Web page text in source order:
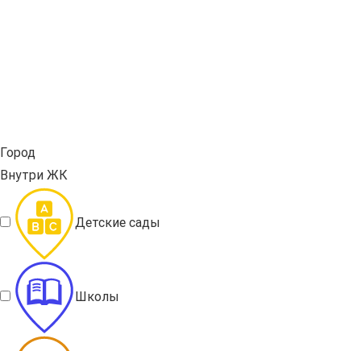
Город
Внутри ЖК
Детские сады
Школы